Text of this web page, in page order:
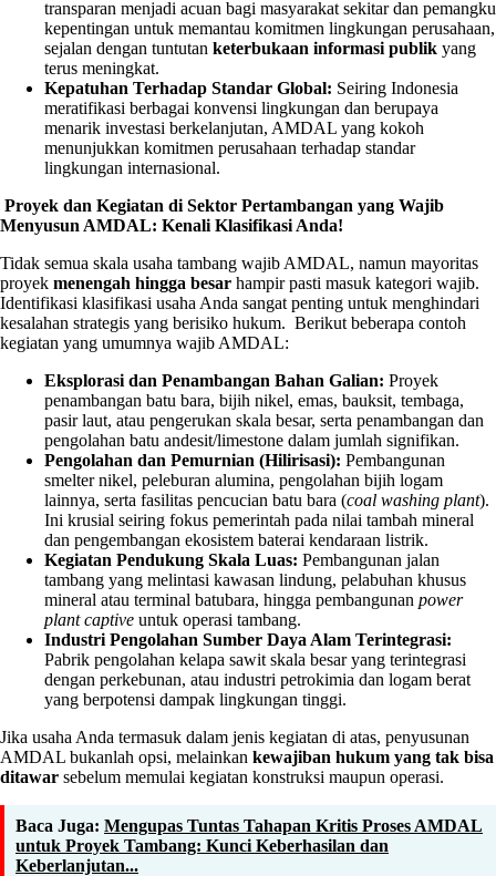
transparan menjadi acuan bagi masyarakat sekitar dan pemangku
kepentingan untuk memantau komitmen lingkungan perusahaan,
sejalan dengan tuntutan keterbukaan informasi publik yang
terus meningkat.
Kepatuhan Terhadap Standar Global: Seiring Indonesia
meratifikasi berbagai konvensi lingkungan dan berupaya
menarik investasi berkelanjutan, AMDAL yang kokoh
menunjukkan komitmen perusahaan terhadap standar
lingkungan internasional.
Proyek dan Kegiatan di Sektor Pertambangan yang Wajib
Menyusun AMDAL: Kenali Klasifikasi Anda!
Tidak semua skala usaha tambang wajib AMDAL, namun mayoritas
proyek menengah hingga besar hampir pasti masuk kategori wajib.
Identifikasi klasifikasi usaha Anda sangat penting untuk menghindari
kesalahan strategis yang berisiko hukum. Berikut beberapa contoh
kegiatan yang umumnya wajib AMDAL:
Eksplorasi dan Penambangan Bahan Galian: Proyek
penambangan batu bara, bijih nikel, emas, bauksit, tembaga,
pasir laut, atau pengerukan skala besar, serta penambangan dan
pengolahan batu andesit/limestone dalam jumlah signifikan.
Pengolahan dan Pemurnian (Hilirisasi): Pembangunan
smelter nikel, peleburan alumina, pengolahan bijih logam
lainnya, serta fasilitas pencucian batu bara (coal washing plant).
Ini krusial seiring fokus pemerintah pada nilai tambah mineral
dan pengembangan ekosistem baterai kendaraan listrik.
Kegiatan Pendukung Skala Luas: Pembangunan jalan
tambang yang melintasi kawasan lindung, pelabuhan khusus
mineral atau terminal batubara, hingga pembangunan power
plant captive untuk operasi tambang.
Industri Pengolahan Sumber Daya Alam Terintegrasi:
Pabrik pengolahan kelapa sawit skala besar yang terintegrasi
dengan perkebunan, atau industri petrokimia dan logam berat
yang berpotensi dampak lingkungan tinggi.
Jika usaha Anda termasuk dalam jenis kegiatan di atas, penyusunan
AMDAL bukanlah opsi, melainkan kewajiban hukum yang tak bisa
ditawar sebelum memulai kegiatan konstruksi maupun operasi.
Baca Juga: Mengupas Tuntas Tahapan Kritis Proses AMDAL
untuk Proyek Tambang: Kunci Keberhasilan dan
Keberlanjutan...